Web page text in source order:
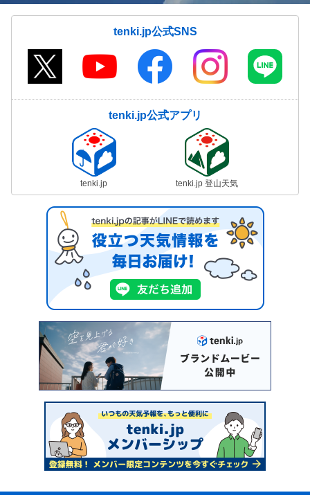
tenki.jp公式SNS
tenki.jp公式アプリ
tenki.jp tenki.jp 登山天気